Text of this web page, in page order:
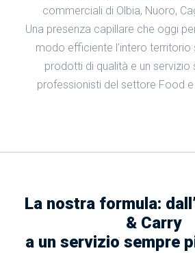
commerciali di Olbia, Nuoro,
Una presenza capillare che oggi
modo efficiente l’intero
prodotti di qualità e un servizio
professionisti del settore Food
La nostra formula:
& Carry
a un servizio sempre